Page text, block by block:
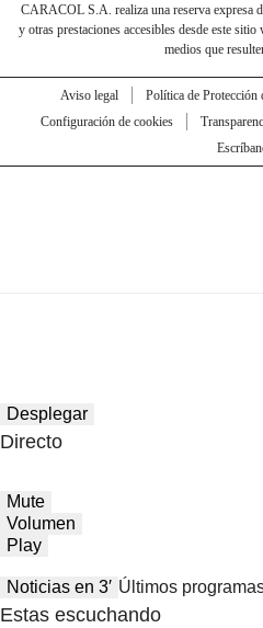
CARACOL S.A. realiza una reserva expresa
y otras prestaciones accesibles desde este
medios que
Aviso legal Política de Protección
Configuración de cookies
Desplegar
Directo
Mute
Volumen
Play
Noticias en 3′ Últimos
Estas escuchando